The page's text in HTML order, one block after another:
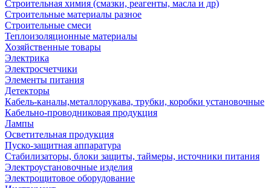
Строительная химия (смазки, реагенты, масла и др)
Строительные материалы разное
Строительные смеси
Теплоизоляционные материалы
Хозяйственные товары
Электрика
Электросчетчики
Элементы питания
Детекторы
Кабель-каналы,металлорукава, трубки, коробки установочные
Кабельно-проводниковая продукция
Лампы
Осветительная продукция
Пуско-защитная аппаратура
Стабилизаторы, блоки защиты, таймеры, источники питания
Электроустановочные изделия
Электрощитовое оборудование